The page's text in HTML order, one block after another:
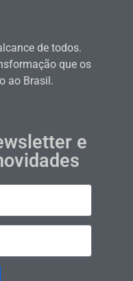
de todos.
que os
ao Brasil.
e